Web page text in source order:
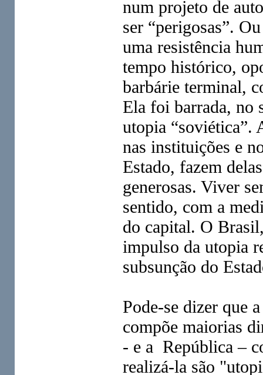
num projeto de
ser “perigosas”.
uma resistência
tempo histórico,
barbárie terminal,
Ela foi barrada, no
utopia “soviética”.
nas instituições e
Estado, fazem
generosas. Viver
sentido, com a
do capital. O
impulso da utopia
subsunção do
Pode-se dizer que
compõe maiorias
- e a República –
realizá-la são